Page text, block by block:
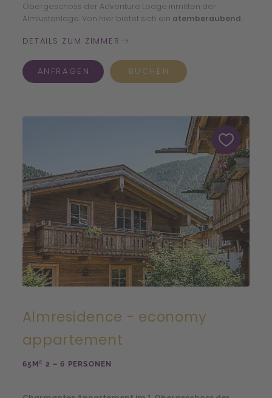
Obergeschoss der Adventure Lodge inmitten der
Almlustanlage. Von hier bietet sich ein atemberaubender
Tauern, dazu kurze Wege zum Frühstück, Spa, Almsee und
DETAILS ZUM ZIMMER
ANFRAGEN BUCHEN
Almresidence - economy
appartement
65M² 2 – 6 PERSONEN